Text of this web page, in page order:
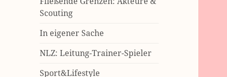
Scouting
In eigener Sache
NLZ: Leitung-Trainer-Spieler
Sport&Lifestyle